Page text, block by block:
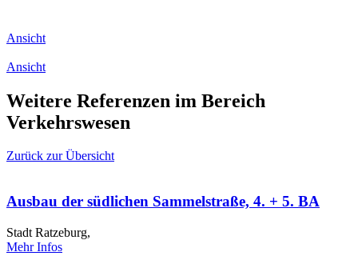
Ansicht
Ansicht
Weitere Referenzen im Bereich
Verkehrswesen
Zurück zur Übersicht
Ausbau der südlichen Sammelstraße, 4. + 5. BA
Stadt Ratzeburg,
Mehr Infos